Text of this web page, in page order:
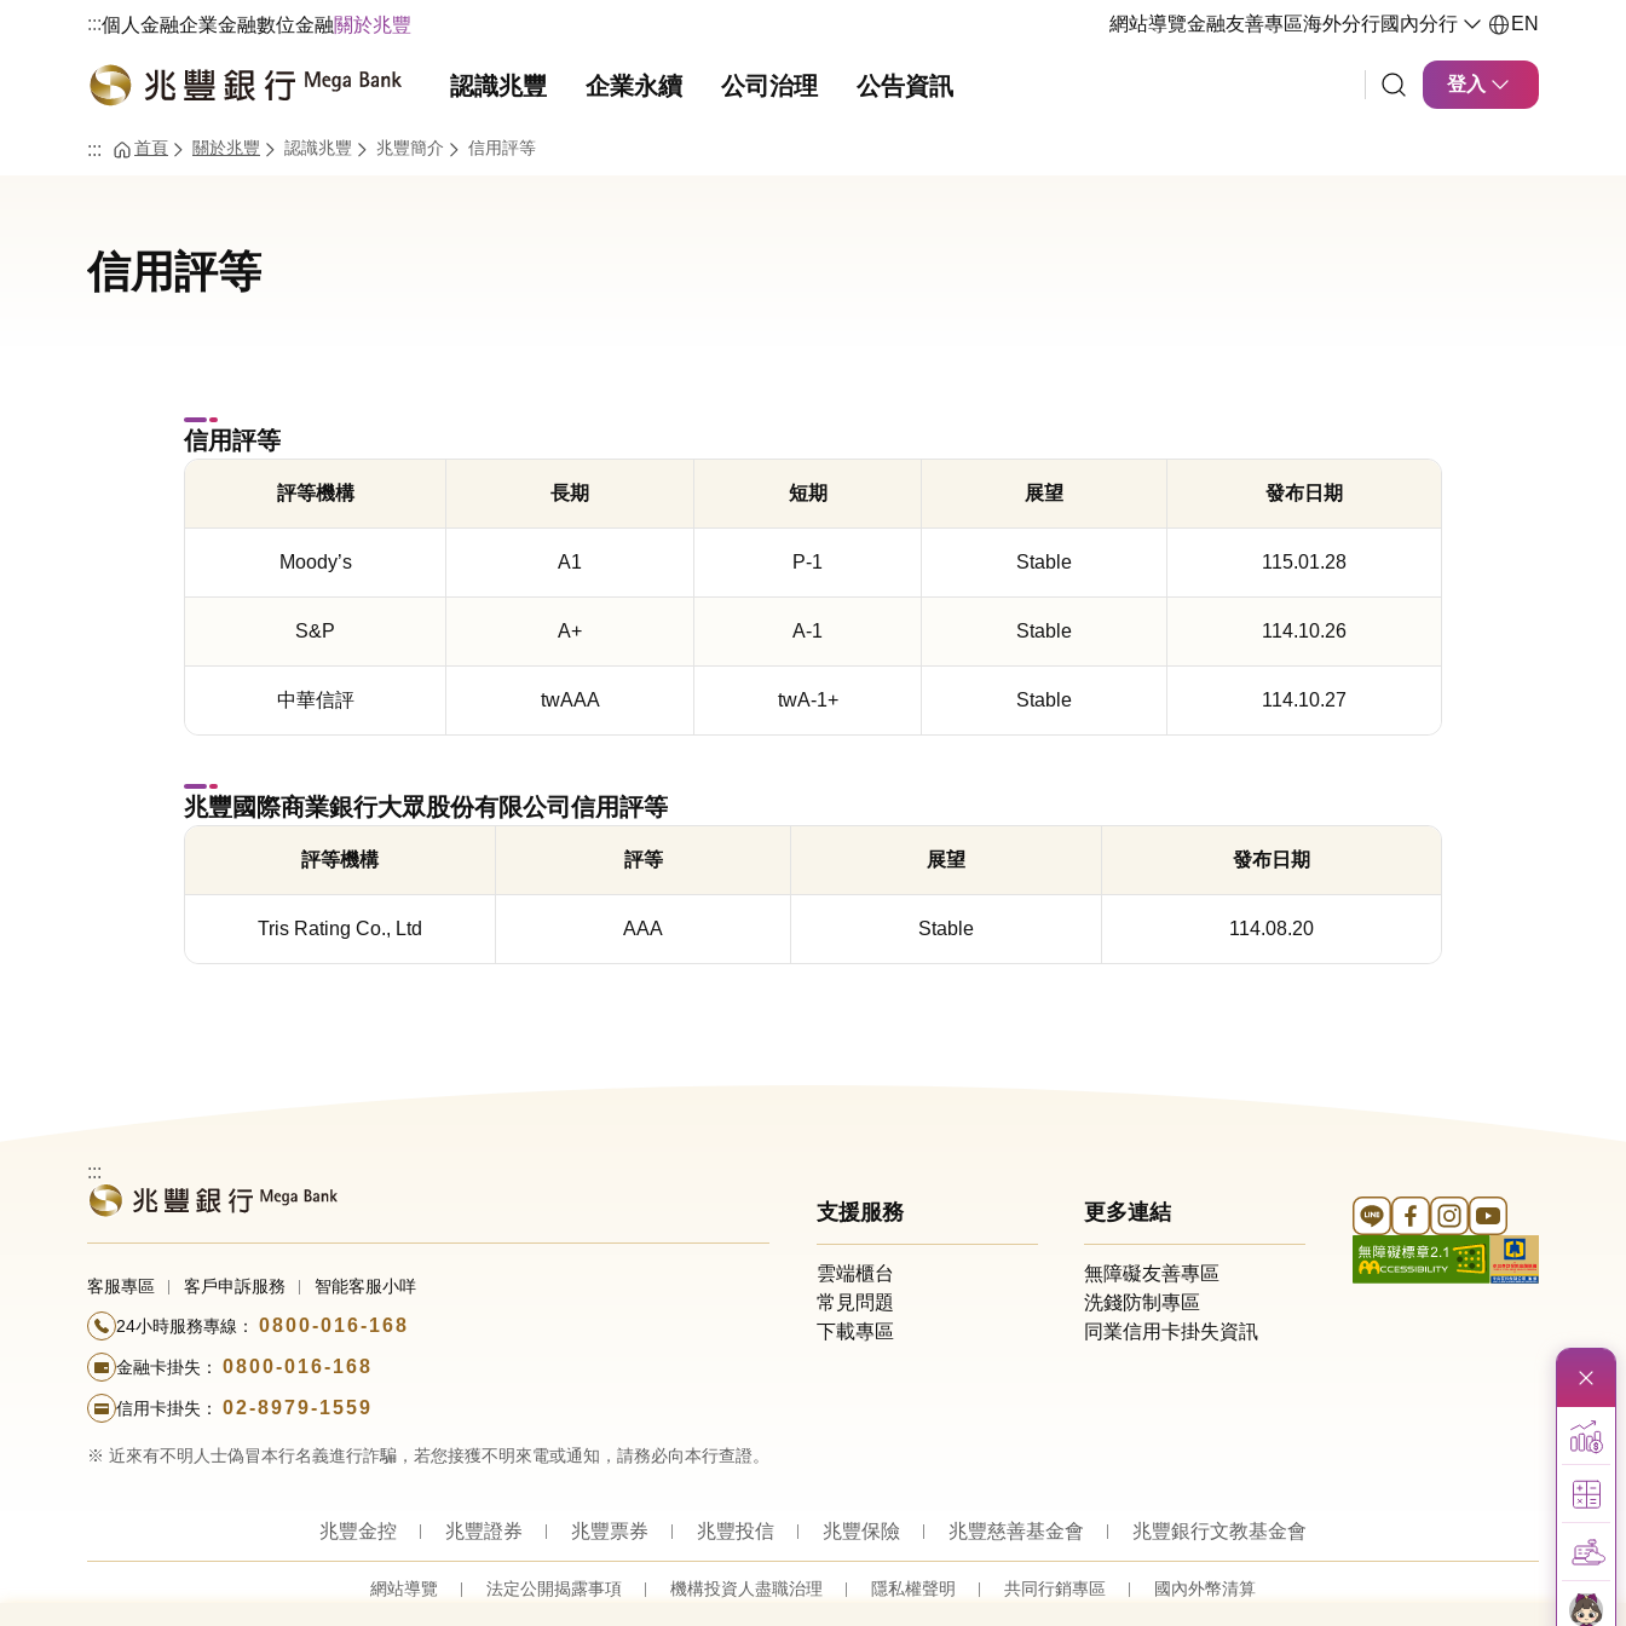
:::個人金融企業金融數位金融關於兆豐 網站導覽金融友善專區海外分行國內分行 EN
認識兆豐 企業永續 公司治理 公告資訊 登入
::: 首頁 關於兆豐 認識兆豐 兆豐簡介 信用評等
信用評等
信用評等
評等機構 長期 短期 展望 發布日期
Moody’s A1 P-1 Stable 115.01.28
S&P A+ A-1 Stable 114.10.26
中華信評 twAAA twA-1+ Stable 114.10.27
兆豐國際商業銀行大眾股份有限公司信用評等
評等機構 評等 展望 發布日期
Tris Rating Co., Ltd AAA Stable 114.08.20
:::
客服專區 客戶申訴服務 智能客服小咩
24小時服務專線： 0800-016-168
金融卡掛失： 0800-016-168
信用卡掛失： 02-8979-1559
※ 近來有不明人士偽冒本行名義進行詐騙，若您接獲不明來電或通知，請務必向本行查證。
支援服務
雲端櫃台
常見問題
下載專區
更多連結
無障礙友善專區
洗錢防制專區
同業信用卡掛失資訊
Line 官方帳號
FB 官方帳號
Instagram 官方帳號
YouTube 官方帳號
兆豐金控 兆豐證券 兆豐票券 兆豐投信 兆豐保險 兆豐慈善基金會 兆豐銀行文教基金會
網站導覽 法定公開揭露事項 機構投資人盡職治理 隱私權聲明 共同行銷專區 國內外幣清算